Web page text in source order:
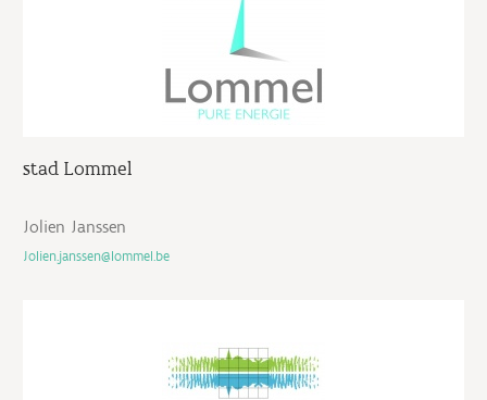
stad Lommel
Jolien Janssen
Jolien.janssen@lommel.be